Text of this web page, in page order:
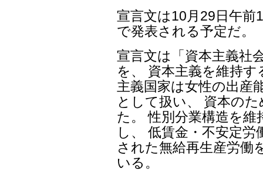
宣言文は10月29日午前
で発表される予定だ。
宣言文は「資本主義社
を、 資本主義を維持
主義国家は女性の出産
として扱い、 資本の
た。 性別分業構造を
し、 低賃金・不安定
された無給再生産労働
いる。